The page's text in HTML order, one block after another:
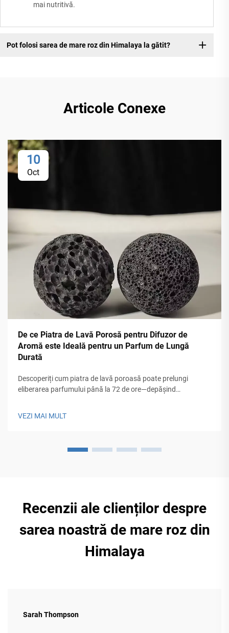
mai nutritivă.
Pot folosi sarea de mare roz din Himalaya la gătit?
Articole Conexe
10
Oct
De ce Piatra de Lavă Porosă pentru Difuzor de
Aromă este Ideală pentru un Parfum de Lungă
Durată
Descoperiți cum piatra de lavă poroasă poate prelungi
eliberarea parfumului până la 72 de ore—depășind
VEZI MAI MULT
Recenzii ale clienților despre
sarea noastră de mare roz din
Himalaya
Sarah Thompson